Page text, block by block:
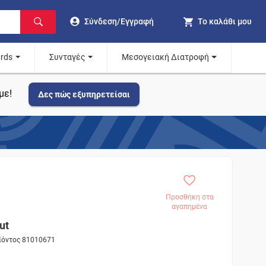
Σύνδεση/Εγγραφή Το καλάθι μου
Συνταγές Μεσογειακή Διατροφή
Δες πώς εξυπηρετείσαι
Προσθήκη στα
αγαπημένα
81010671